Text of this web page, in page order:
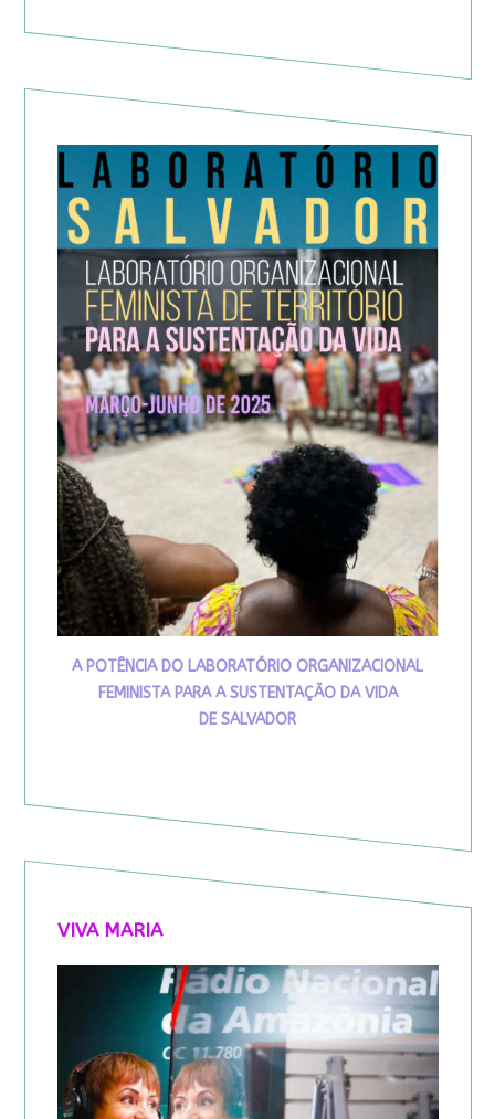
A POTÊNCIA DO LABORATÓRIO ORGANIZACIONAL
FEMINISTA PARA A SUSTENTAÇÃO DA VIDA
DE SALVADOR
VIVA MARIA